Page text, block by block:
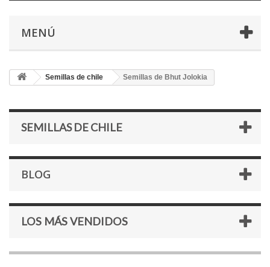
MENÚ
Semillas de chile Semillas de Bhut Jolokia
SEMILLAS DE CHILE
BLOG
LOS MÁS VENDIDOS